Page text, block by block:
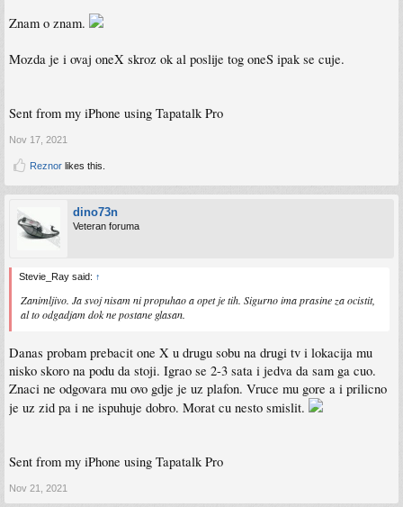
Znam o znam.
Mozda je i ovaj oneX skroz ok al poslije tog oneS ipak se cuje.
Sent from my iPhone using Tapatalk Pro
Nov 17, 2021
Reznor likes this.
dino73n
Veteran foruma
Stevie_Ray said: ↑
Zanimljivo. Ja svoj nisam ni propuhao a opet je tih. Sigurno ima prasine za ocistit,
al to odgadjam dok ne postane glasan.
Danas probam prebacit one X u drugu sobu na drugi tv i lokacija mu
nisko skoro na podu da stoji. Igrao se 2-3 sata i jedva da sam ga cuo.
Znaci ne odgovara mu ovo gdje je uz plafon. Vruce mu gore a i prilicno
je uz zid pa i ne ispuhuje dobro. Morat cu nesto smislit.
Sent from my iPhone using Tapatalk Pro
Nov 21, 2021